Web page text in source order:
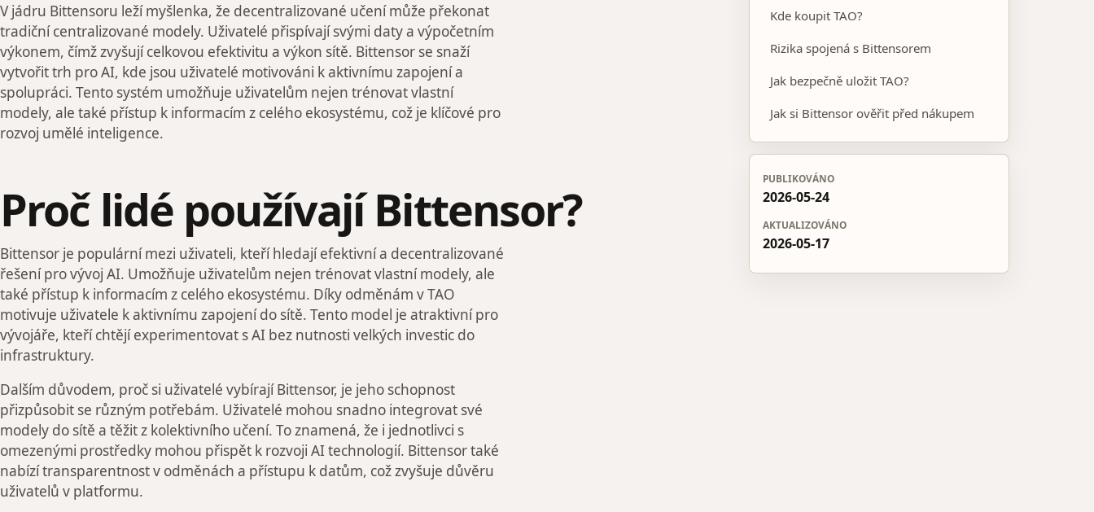
V jádru Bittensoru leží myšlenka, že decentralizované učení může překonat
tradiční centralizované modely. Uživatelé přispívají svými daty a výpočetním
výkonem, čímž zvyšují celkovou efektivitu a výkon sítě. Bittensor se snaží
vytvořit trh pro AI, kde jsou uživatelé motivováni k aktivnímu zapojení a
spolupráci. Tento systém umožňuje uživatelům nejen trénovat vlastní
modely, ale také přístup k informacím z celého ekosystému, což je klíčové pro
rozvoj umělé inteligence.
Proč lidé používají Bittensor?
Bittensor je populární mezi uživateli, kteří hledají efektivní a decentralizované
řešení pro vývoj AI. Umožňuje uživatelům nejen trénovat vlastní modely, ale
také přístup k informacím z celého ekosystému. Díky odměnám v TAO
motivuje uživatele k aktivnímu zapojení do sítě. Tento model je atraktivní pro
vývojáře, kteří chtějí experimentovat s AI bez nutnosti velkých investic do
infrastruktury.
Dalším důvodem, proč si uživatelé vybírají Bittensor, je jeho schopnost
přizpůsobit se různým potřebám. Uživatelé mohou snadno integrovat své
modely do sítě a těžit z kolektivního učení. To znamená, že i jednotlivci s
omezenými prostředky mohou přispět k rozvoji AI technologií. Bittensor také
nabízí transparentnost v odměnách a přístupu k datům, což zvyšuje důvěru
uživatelů v platformu.
Kde koupit TAO?
Rizika spojená s Bittensorem
Jak bezpečně uložit TAO?
Jak si Bittensor ověřit před nákupem
PUBLIKOVÁNO
2026-05-24
AKTUALIZOVÁNO
2026-05-17